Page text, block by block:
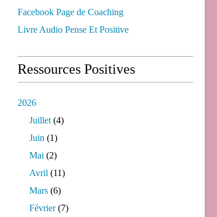
Facebook Page de Coaching
Livre Audio Pense Et Positive
Ressources Positives
2026
Juillet (4)
Juin (1)
Mai (2)
Avril (11)
Mars (6)
Février(7)